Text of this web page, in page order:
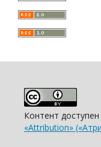
Контент
«Attribution»